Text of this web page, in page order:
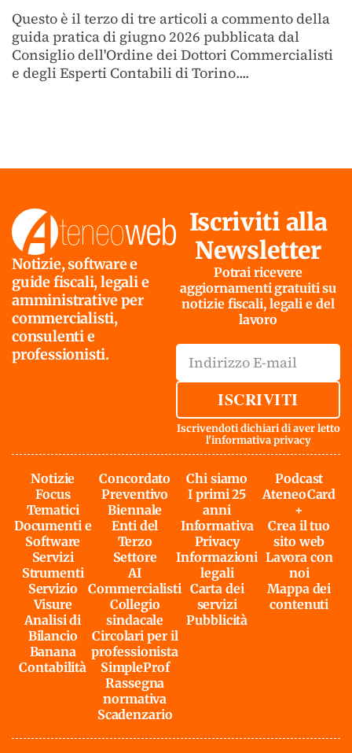
Questo è il terzo di tre articoli a commento della
guida pratica di giugno 2026 pubblicata dal
Consiglio dell'Ordine dei Dottori Commercialisti
e degli Esperti Contabili di Torino....
Notizie, software e
guide fiscali, legali e
amministrative per
commercialisti,
consulenti e
professionisti.
Iscriviti alla
Newsletter
Potrai ricevere
aggiornamenti gratuiti su
notizie fiscali, legali e del
lavoro
ISCRIVITI
Iscrivendoti dichiari di aver letto
l'informativa privacy
Notizie
Focus
Tematici
Documenti e
Software
Servizi
Strumenti
Servizio
Visure
Analisi di
Bilancio
Banana
Contabilità
Concordato
Preventivo
Biennale
Enti del
Terzo
Settore
AI
Commercialisti
Collegio
sindacale
Circolari per il
professionista
SimpleProf
Rassegna
normativa
Scadenzario
Chi siamo
I primi 25
anni
Informativa
Privacy
Informazioni
legali
Carta dei
servizi
Pubblicità
Podcast
AteneoCard
+
Crea il tuo
sito web
Lavora con
noi
Mappa dei
contenuti